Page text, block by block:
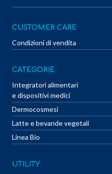
CUSTOMER CARE
Condizioni di vendita
CATEGORIE
Integratori alimentari
e dispositivi medici
Dermocosmesi
Latte e bevande vegetali
Linea Bio
UTILITY